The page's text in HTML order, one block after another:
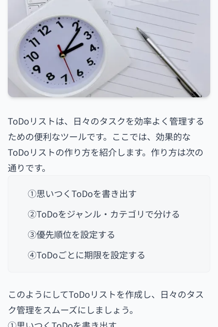
ToDoリストは、日々のタスクを効率よく管理する
ための便利なツールです。ここでは、効果的な
ToDoリストの作り方を紹介します。作り方は次の
通りです。
①思いつくToDoを書き出す
②ToDoをジャンル・カテゴリで分ける
③優先順位を設定する
④ToDoごとに期限を設定する
このようにしてToDoリストを作成し、日々のタス
ク管理をスムーズにしましょう。